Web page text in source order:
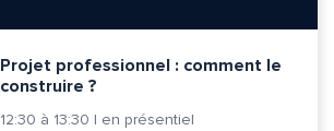
Projet professionnel : comment le
construire ?
12:30 à 13:30 | en présentiel